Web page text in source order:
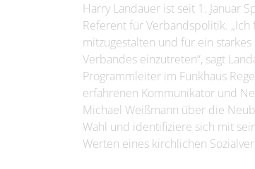
Harry Landauer ist seit 1. Januar
Referent für Verbandspolitik.
mitzugestalten und für ein
Verbandes einzutreten“, sagt
Programmleiter im Funkhaus
erfahrenen Kommunikator und
Michael Weißmann über die
Wahl und identifiziere sich mit
Werten eines kirchlichen